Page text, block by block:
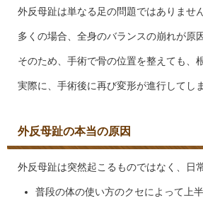
外反母趾は単なる足の問題ではありません
多くの場合、全身のバランスの崩れが原
そのため、手術で骨の位置を整えても、
実際に、手術後に再び変形が進行してし
外反母趾の本当の原因
外反母趾は突然起こるものではなく、日
普段の体の使い方のクセによって上